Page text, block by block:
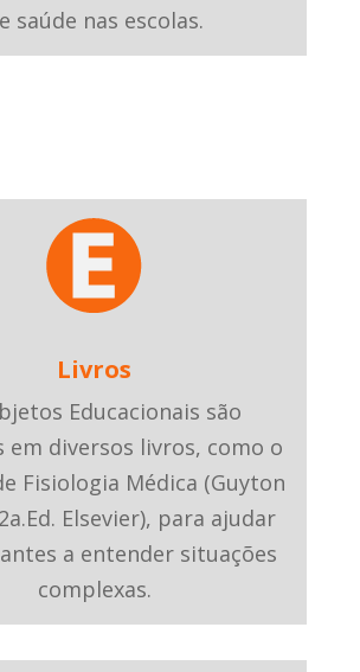
saúde nas escolas.
Livros
Educacionais são
em diversos livros, como o
Fisiologia Médica (Guyton
Elsevier), para ajudar
a entender situações
complexas.